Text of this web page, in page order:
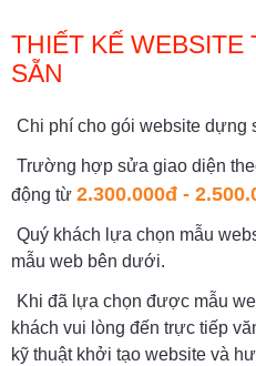
THIẾT KẾ WEBSITE
SẴN
Chi phí cho gói website dựng
Trường hợp sửa giao diện
động từ 2.300.000đ -
Quý khách lựa chọn mẫu
mẫu web bên dưới.
Khi đã lựa chọn được mẫu
khách vui lòng đến trực tiếp
kỹ thuật khởi tạo website và